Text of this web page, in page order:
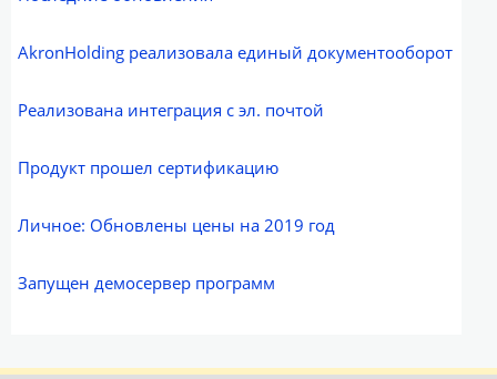
АkronHolding реализовала единый документооборот
Реализована интеграция с эл. почтой
Продукт прошел сертификацию
Личное: Обновлены цены на 2019 год
Запущен демосервер программ